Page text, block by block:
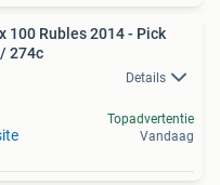
100 Rubles 2014 - Pick
274c
Details
Topadvertentie
Vandaag